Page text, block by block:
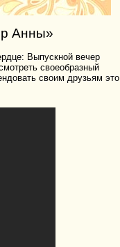
Анны»
Выпускной вечер
своеобразный
своим друзьям это